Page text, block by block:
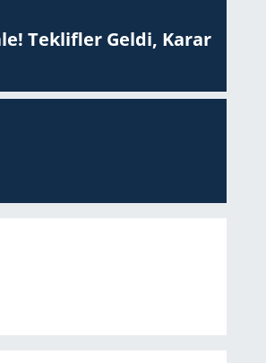
Teklifler Geldi, Karar